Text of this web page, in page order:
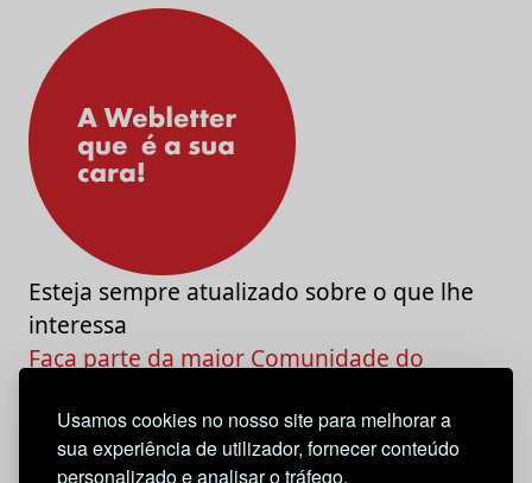
Usamos cookies no nosso site para melhorar a
sua experiência de utilizador, fornecer conteúdo
personalizado e analisar o tráfego.
Esteja sempre atualizado sobre o que lhe
interessa
Faça parte da maior Comunidade do